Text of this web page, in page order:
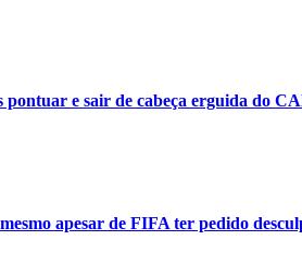
pontuar e sair de cabeça erguida do
apesar de FIFA ter pedido